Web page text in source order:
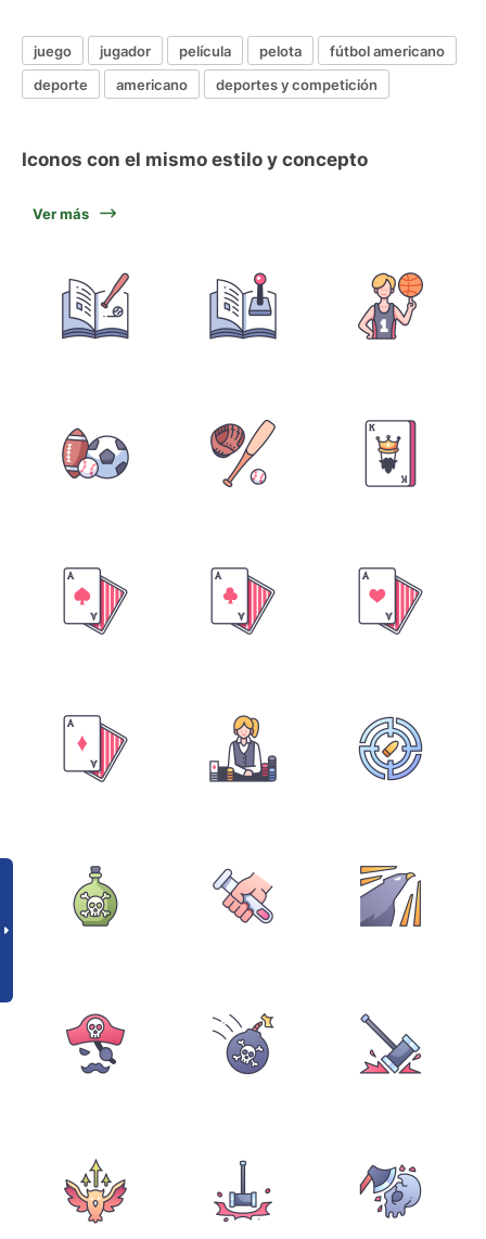
juego jugador película pelota
fútbol americano
deporte
americano deportes y competición
Iconos con el mismo estilo y concepto
Ver más